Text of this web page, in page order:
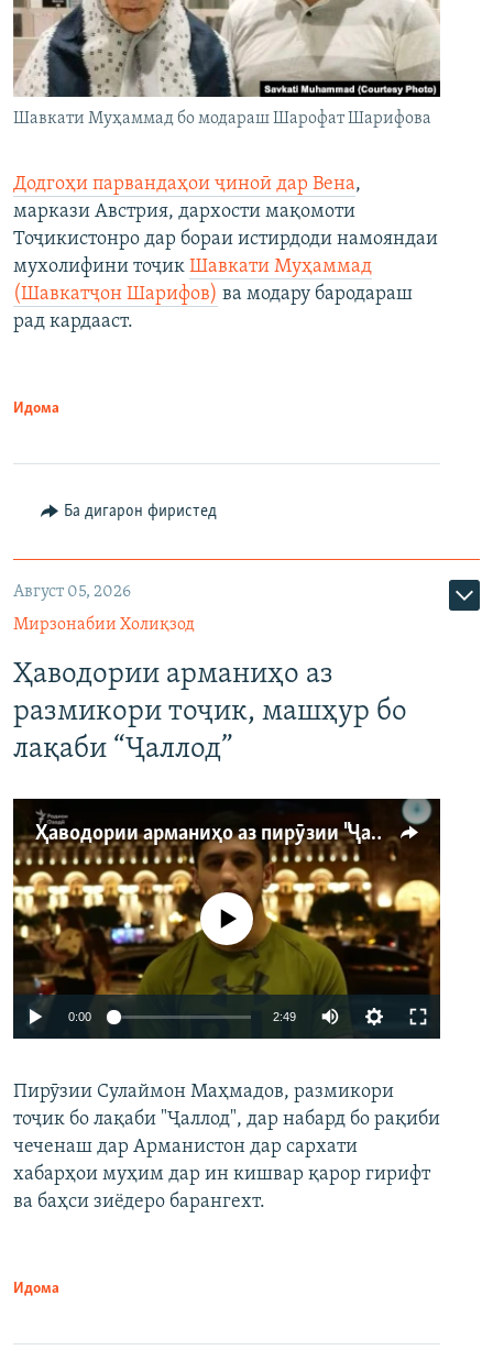
Шавкати Муҳаммад бо модараш Шарофат Шарифова
Додгоҳи парвандаҳои ҷиноӣ дар Вена,
маркази Австрия, дархости мақомоти
Тоҷикистонро дар бораи истирдоди намояндаи
мухолифини тоҷик Шавкати Муҳаммад
(Шавкатҷон Шарифов) ва модару бародараш
рад кардааст.
Идома
Ба дигарон фиристед
Август 05, 2026
Мирзонабии Холиқзод
Ҳаводории арманиҳо аз
размикори тоҷик, машҳур бо
лақаби “Ҷаллод”
Ҳаводории арманиҳо аз пирӯзии "Ҷаллод"-и тоҷик
Auto 240p 360p 480p
720p 1080p
Феълан кор намекунад
0:00 2:49
360p
480p
Пирӯзии Сулаймон Маҳмадов, размикори
тоҷик бо лақаби "Ҷаллод", дар набард бо рақиби
чеченаш дар Арманистон дар сархати
хабарҳои муҳим дар ин кишвар қарор гирифт
ва баҳси зиёдеро барангехт.
Идома